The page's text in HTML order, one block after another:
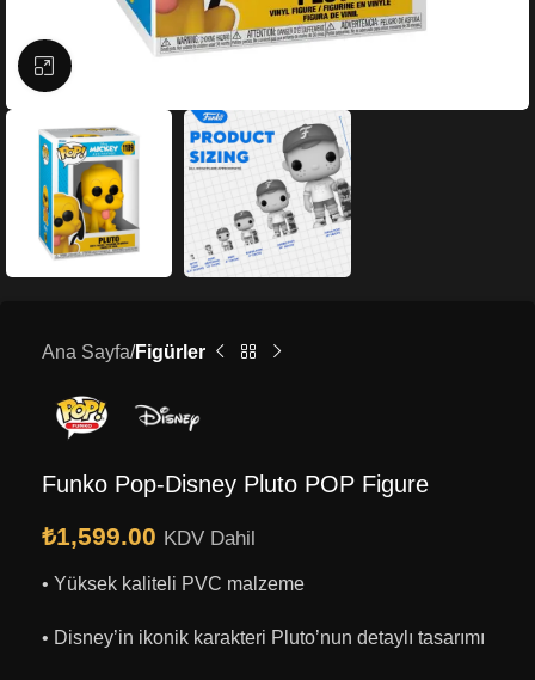
Büyütmek için tıklayın
Ana Sayfa Figürler
Funko Pop-Disney Pluto POP Figure
₺1,599.00 KDV Dahil
• Yüksek kaliteli PVC malzeme
• Disney’in ikonik karakteri Pluto’nun detaylı tasarımı